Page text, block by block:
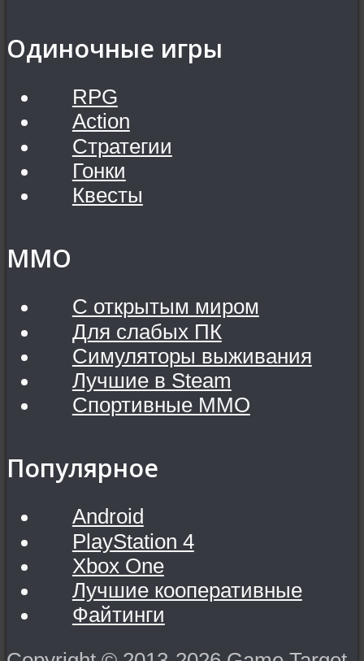
Одиночные игры
RPG
Action
Стратегии
Гонки
Квесты
MMO
С открытым миром
Для слабых ПК
Симуляторы выживания
Лучшие в Steam
Спортивные MMO
Популярное
Android
PlayStation 4
Xbox One
Лучшие кооперативные
Файтинги